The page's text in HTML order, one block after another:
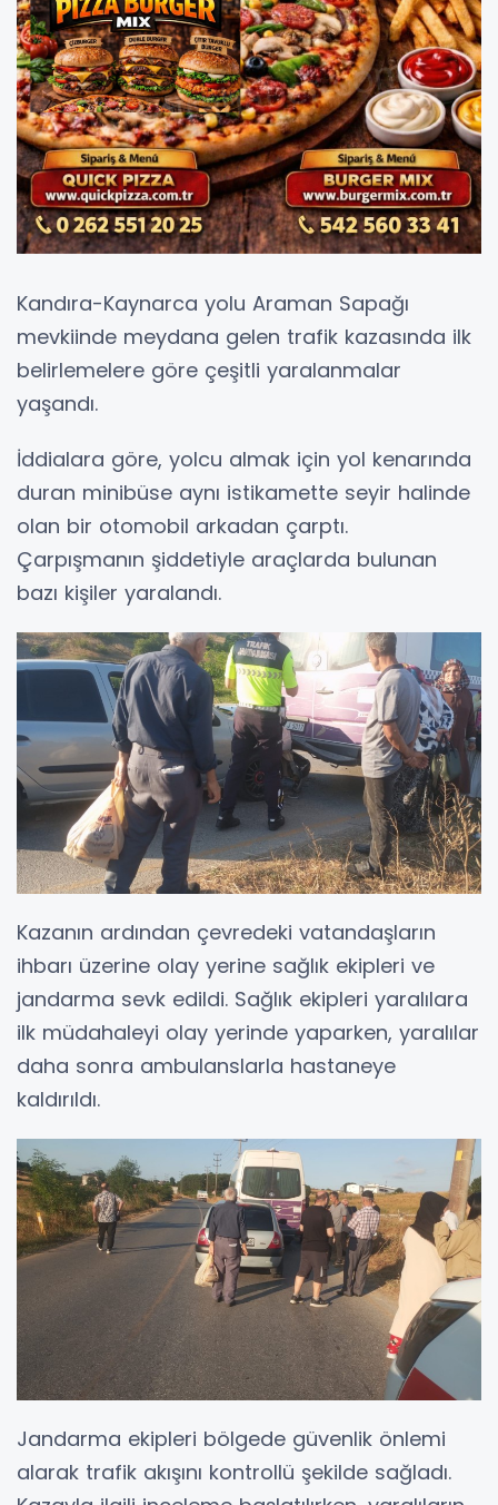
Kandıra-Kaynarca yolu Araman Sapağı
mevkiinde meydana gelen trafik kazasında ilk
belirlemelere göre çeşitli yaralanmalar
yaşandı.
İddialara göre, yolcu almak için yol kenarında
duran minibüse aynı istikamette seyir halinde
olan bir otomobil arkadan çarptı.
Çarpışmanın şiddetiyle araçlarda bulunan
bazı kişiler yaralandı.
Kazanın ardından çevredeki vatandaşların
ihbarı üzerine olay yerine sağlık ekipleri ve
jandarma sevk edildi. Sağlık ekipleri yaralılara
ilk müdahaleyi olay yerinde yaparken, yaralılar
daha sonra ambulanslarla hastaneye
kaldırıldı.
Jandarma ekipleri bölgede güvenlik önlemi
alarak trafik akışını kontrollü şekilde sağladı.